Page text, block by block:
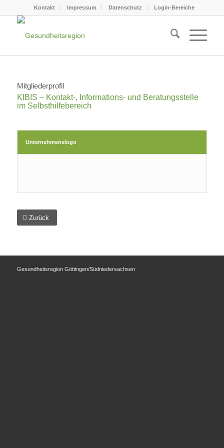
Kontakt Impressum Datenschutz Login-Bereiche
Mitgliederprofil
KIBIS – Kontakt-, Informations- und Beratungsstelle
im Selbsthilfebereich
Unternehmenslogo
Zurück
Gesundheitsregion Göttingen/Südniedersachsen